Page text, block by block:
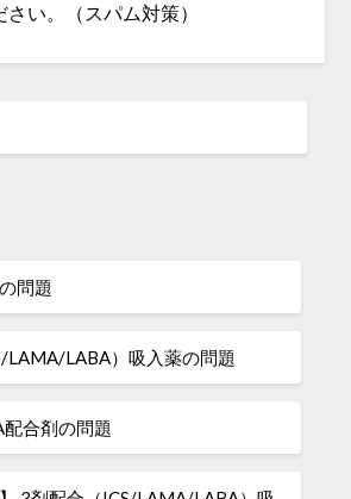
さい。（スパム対策）
問題
LAMA/LABA）吸入薬の問題
合剤の問題